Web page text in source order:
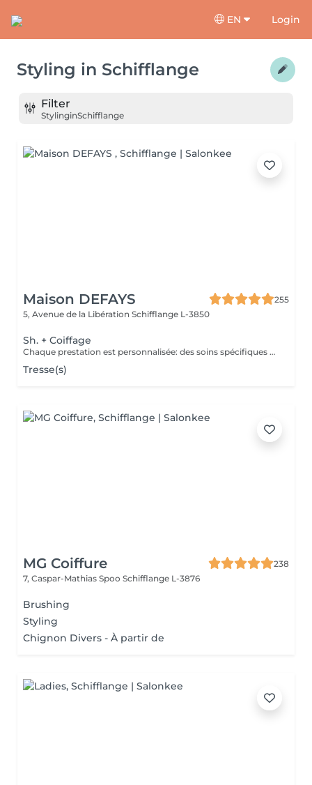
EN Login
Styling in Schifflange
Filter
StylinginSchifflange
Maison DEFAYS
255
5, Avenue de la Libération Schifflange L-3850
Sh. + Coiffage
Chaque prestation est personnalisée: des soins spécifiques peuvent être proposés selon les besoins de votre cuir chevelu et de vos cheveux et seront facturés en supplément.
Tresse(s)
MG Coiffure
238
7, Caspar-Mathias Spoo Schifflange L-3876
Brushing
Styling
Chignon Divers - À partir de